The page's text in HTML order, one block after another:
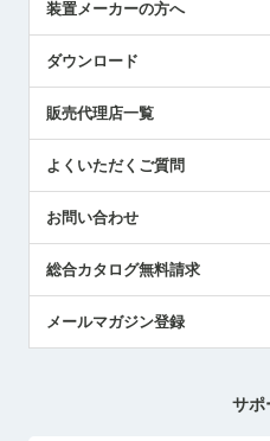
採用情報
国/地域/言語
エアマイクロセンサ製品
メトロールの技術
社員ブログ
中小企業のBCP地震対策
センサのテクニカルガイド
社長ブログ
装置メーカーの方へ
ダウンロード
販売代理店一覧
よくいただくご質問
お問い合わせ
総合カタログ無料請求
メールマガジン登録
サポ